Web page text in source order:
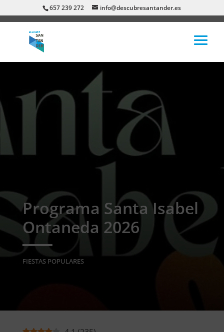
657 239 272 info@descubresantander.es
Programa Santa Isabel
Ontaneda 2026
FIESTAS POPULARES